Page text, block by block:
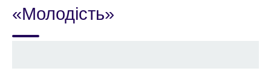
«Молодість»